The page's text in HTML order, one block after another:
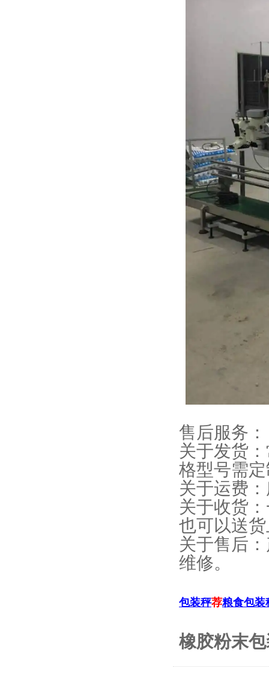
售后服务：
关于发货
格型号需
关于运费
关于收货
也可以送
关于售后
维修。
包装秤荐粮食包装
橡胶粉末